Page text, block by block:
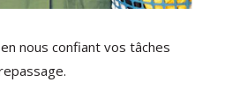
nous confiant vos tâches